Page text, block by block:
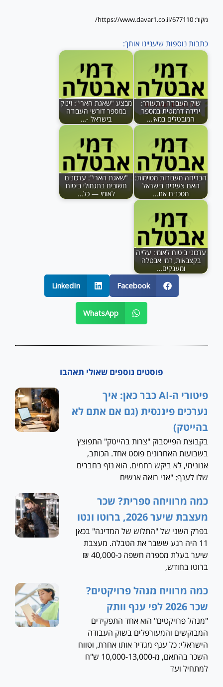
מקור: https://www.davar1.co.il/677110/
כתבות נוספות שיעניינו אותך:
שוק העבודה מתעורר:
ירידה דרמטית במספר
המובטלים במאי…
מבצע "שאגת הארי": זינוק
במספר דורשי העבודה
בישראל -…
הבריחה מעבודות מסוימות:
האם צעירים בישראל
מסכנים את…
"שאגת הארי": עדכונים
חשובים בתגמולי ביטוח
לאומי — כל…
עדכוני ביטוח לאומי: עלייה
בקצבאות, דמי אבטלה
ומענקים…
Facebook
LinkedIn
WhatsApp
פוסטים נוספים שאולי תאהבו
פיטורי ה-AI כבר כאן: איך
נערכים פיננסית (גם אם אתם לא
בהייטק)
בקבוצת הפייסבוק "צרות בהייטק" התפוצץ
בשבועות האחרונים פוסט אחד. הכותב,
אנונימי, לא ביקש רחמים. הוא נזף בחברים
שלו לענף: "אני רואה אנשים
כמה מרוויחה ספרית? שכר
מעצבת שיער 2026, ברוטו ונטו
בפרק השני של "התלוש של המדינה" בכאן
11 היה רגע ששבר את הטבלה. מעצבת
שיער בעלת מספרה חשפה כ-40,000 ₪
ברוטו בחודש,
כמה מרוויח מנהל פרויקטים?
שכר 2026 לפי ענף וותק
"מנהל פרויקטים" הוא אחד התפקידים
המבוקשים והמעורפלים בשוק העבודה
הישראלי: כל ענף מגדיר אותו אחרת, וטווח
השכר בהתאם, מ-10,000-13,000 ש"ח
למתחיל ועד